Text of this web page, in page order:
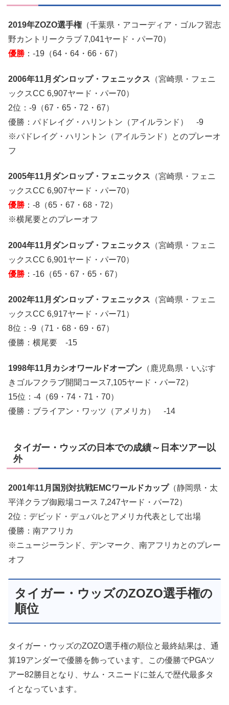
2019年ZOZO選手権（千葉県・アコーディア・ゴルフ習志
野カントリークラブ 7,041ヤード・パー70）
優勝 ：-19（64・64・66・67）
2006年11月ダンロップ・フェニックス （宮崎県・フェニ
ックスCC 6,907ヤード・パー70）
2位：-9（67・65・72・67）
優勝：パドレイグ・ハリントン（アイルランド） -9
※パドレイグ・ハリントン（アイルランド）とのプレーオ
フ
2005年11月ダンロップ・フェニックス （宮崎県・フェニ
ックスCC 6,907ヤード・パー70）
優勝 ：-8（65・67・68・72）
※横尾要とのプレーオフ
2004年11月ダンロップ・フェニックス （宮崎県・フェニ
ックスCC 6,901ヤード・パー70）
優勝 ：-16（65・67・65・67）
2002年11月ダンロップ・フェニックス （宮崎県・フェニ
ックスCC 6,917ヤード・パー71）
8位：-9（71・68・69・67）
優勝：横尾要 -15
1998年11月カシオワールドオープン （鹿児島県・いぶす
きゴルフクラブ開聞コース7,105ヤード・パー72）
15位：-4（69・74・71・70）
優勝：ブライアン・ワッツ（アメリカ） -14
タイガー・ウッズの日本での成績～日本ツアー以
外
2001年11月国別対抗戦EMCワールドカップ（静岡県・太
平洋クラブ御殿場コース 7,247ヤード・パー72）
2位：デビッド・デュバルとアメリカ代表として出場
優勝：南アフリカ
※ニュージーランド、デンマーク、南アフリカとのプレー
オフ
タイガー・ウッズのZOZO選手権の
順位
タイガー・ウッズのZOZO選手権の順位と最終結果は、通
算19アンダーで優勝を飾っています。この優勝でPGAツ
アー82勝目となり、サム・スニードに並んで歴代最多タ
イとなっています。